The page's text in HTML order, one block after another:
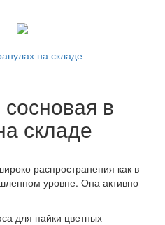
на складе
в
складе
распространения как в
уровне. Она активно
для пайки цветных